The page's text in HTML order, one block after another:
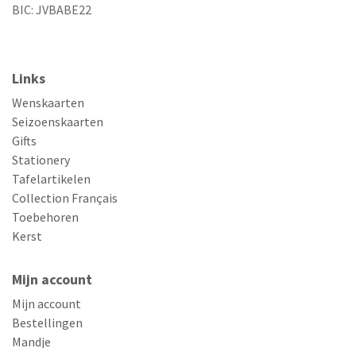
BIC: JVBABE22
Links
Wenskaarten
Seizoenskaarten
Gifts
Stationery
Tafelartikelen
Collection Français
Toebehoren
Kerst
Mijn account
Mijn account
Bestellingen
Mandje